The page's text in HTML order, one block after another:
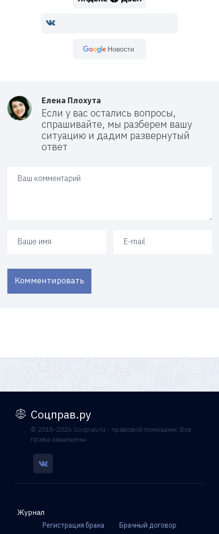
Елена Плохута
Если у вас остались вопросы,
спрашивайте, мы разберем вашу
ситуацию и дадим развернутый
ответ
Комментировать
Соцправ.ру
© 2018-2026 Socprav.ru - правовой помощник. Все
права защищены
Журнал
Регистрация брака
Брачный договор